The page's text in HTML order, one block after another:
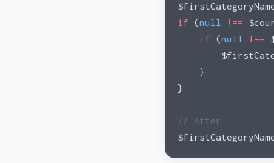
if (null !==
    if
(null !==
    }
}
// After